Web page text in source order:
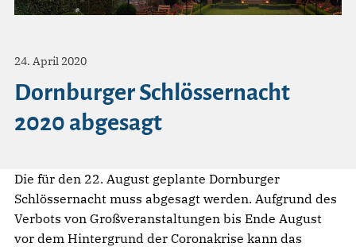
24. April 2020
Dornburger Schlössernacht
2020 abgesagt
Die für den 22. August geplante Dornburger
Schlössernacht muss abgesagt werden. Aufgrund des
Verbots von Großveranstaltungen bis Ende August
vor dem Hintergrund der Coronakrise kann das